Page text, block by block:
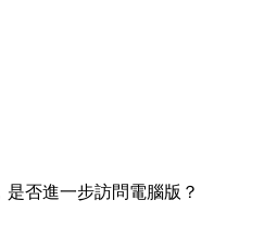
否進一步訪問電腦版？